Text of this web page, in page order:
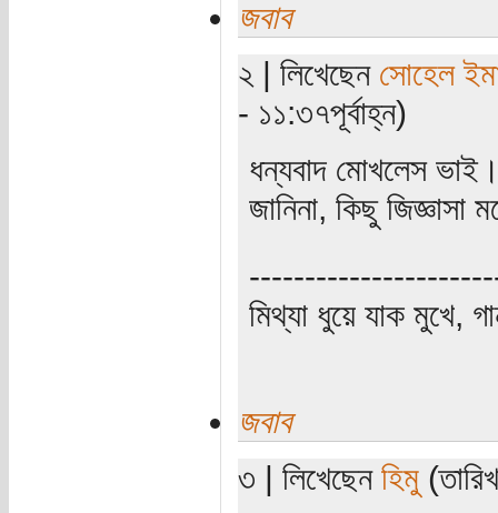
জবাব
২ | লিখেছেন সোহেল
- ১১:৩৭পূর্বাহ্ন)
ধন্যবাদ মোখলেস
জানিনা, কিছু
মিথ্যা ধুয়ে যাক মুখে,
জবাব
৩ | লিখেছেন হিমু